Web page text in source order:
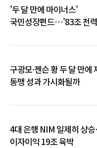
'두 달 만에 마이너스'
국민성장펀드…'83조 전
구광모·젠슨 황 두 달 만
동맹 성과 가시화될까
4대 은행 NIM 일제히 상
이자이익 19조 육박